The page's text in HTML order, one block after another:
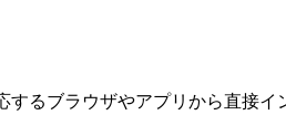
るブラウザやアプリから直接イ